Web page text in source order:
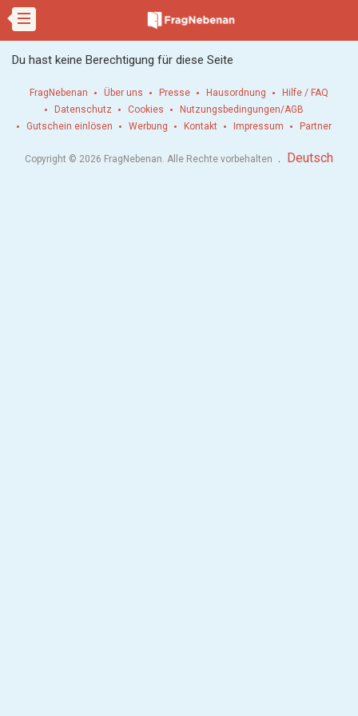
Du hast keine Berechtigung für diese Seite
FragNebenan Über uns Presse Hausordnung
Hilfe / FAQ
Datenschutz
Cookies
Nutzungsbedingungen/AGB
Gutschein einlösen
Werbung Kontakt Impressum Partner
Copyright © 2026 FragNebenan. Alle Rechte vorbehalten . Deutsch